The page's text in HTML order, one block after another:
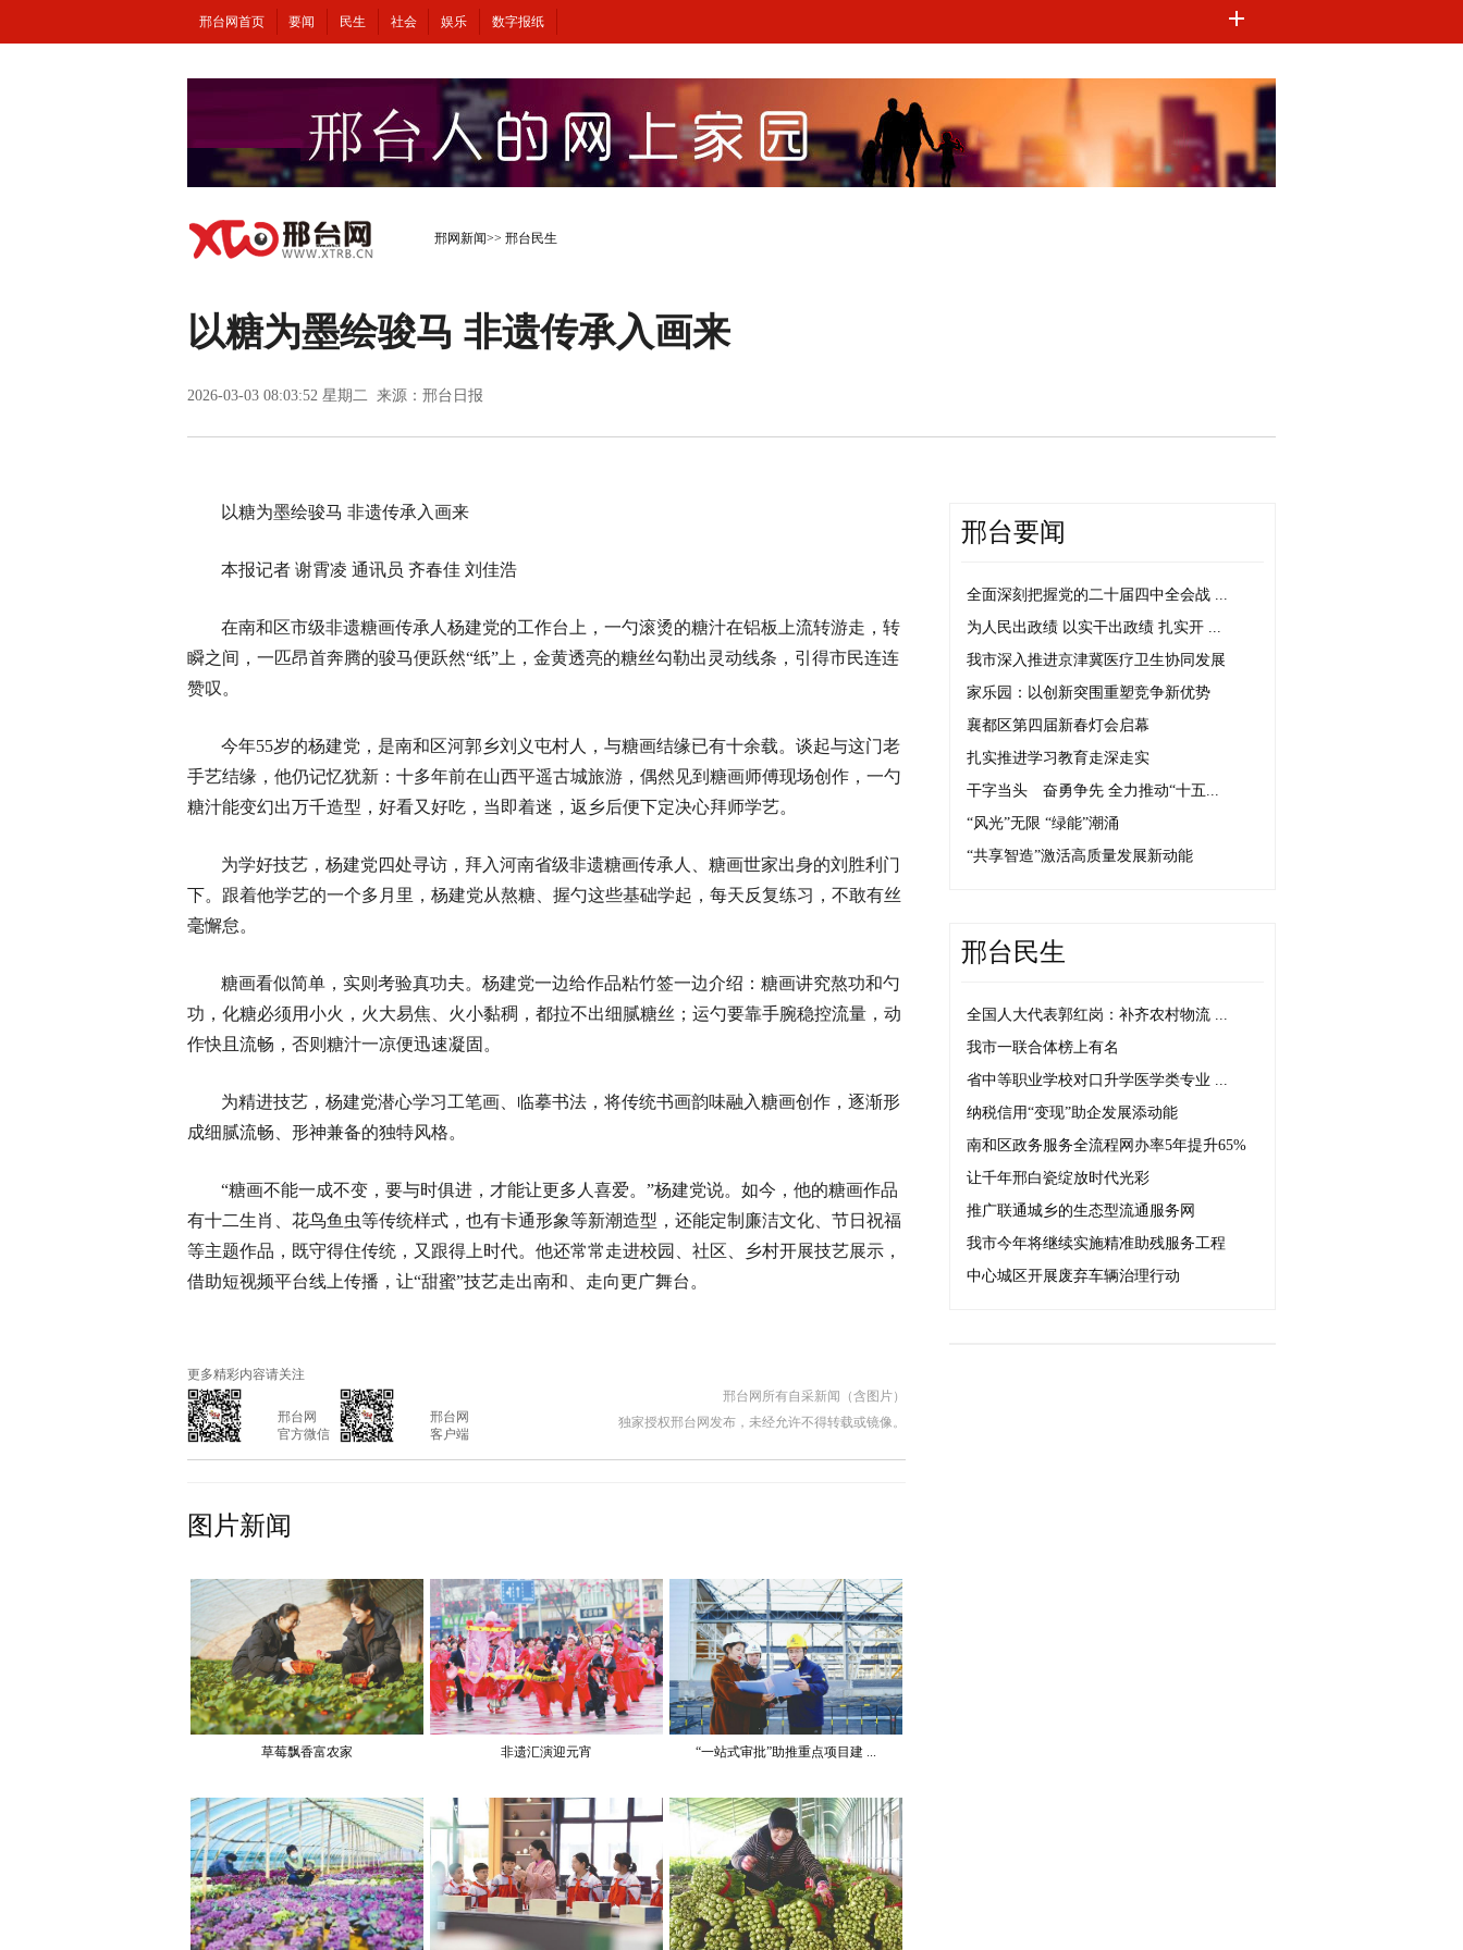
邢台网首页 要闻 民生 社会 娱乐 数字报纸
邢网新闻>> 邢台民生
以糖为墨绘骏马 非遗传承入画来
2026-03-03 08:03:52 星期二 来源：邢台日报
以糖为墨绘骏马 非遗传承入画来
本报记者 谢霄凌 通讯员 齐春佳 刘佳浩
在南和区市级非遗糖画传承人杨建党的工作台上，一勺滚烫的糖汁在铝板上流转游走，转
瞬之间，一匹昂首奔腾的骏马便跃然“纸”上，金黄透亮的糖丝勾勒出灵动线条，引得市民连连
赞叹。
今年55岁的杨建党，是南和区河郭乡刘义屯村人，与糖画结缘已有十余载。谈起与这门老
手艺结缘，他仍记忆犹新：十多年前在山西平遥古城旅游，偶然见到糖画师傅现场创作，一勺
糖汁能变幻出万千造型，好看又好吃，当即着迷，返乡后便下定决心拜师学艺。
为学好技艺，杨建党四处寻访，拜入河南省级非遗糖画传承人、糖画世家出身的刘胜利门
下。跟着他学艺的一个多月里，杨建党从熬糖、握勺这些基础学起，每天反复练习，不敢有丝
毫懈怠。
糖画看似简单，实则考验真功夫。杨建党一边给作品粘竹签一边介绍：糖画讲究熬功和勺
功，化糖必须用小火，火大易焦、火小黏稠，都拉不出细腻糖丝；运勺要靠手腕稳控流量，动
作快且流畅，否则糖汁一凉便迅速凝固。
为精进技艺，杨建党潜心学习工笔画、临摹书法，将传统书画韵味融入糖画创作，逐渐形
成细腻流畅、形神兼备的独特风格。
“糖画不能一成不变，要与时俱进，才能让更多人喜爱。”杨建党说。如今，他的糖画作品
有十二生肖、花鸟鱼虫等传统样式，也有卡通形象等新潮造型，还能定制廉洁文化、节日祝福
等主题作品，既守得住传统，又跟得上时代。他还常常走进校园、社区、乡村开展技艺展示，
借助短视频平台线上传播，让“甜蜜”技艺走出南和、走向更广舞台。
更多精彩内容请关注
			邢台网
			官方微信
			邢台网
			客户端
邢台网所有自采新闻（含图片）
独家授权邢台网发布，未经允许不得转载或镜像。
图片新闻
草莓飘香富农家 非遗汇演迎元宵 “一站式审批”助推重点项目建 ...
邢台要闻
全面深刻把握党的二十届四中全会战 ...
为人民出政绩 以实干出政绩 扎实开 ...
我市深入推进京津冀医疗卫生协同发展
家乐园：以创新突围重塑竞争新优势
襄都区第四届新春灯会启幕
扎实推进学习教育走深走实
干字当头 奋勇争先 全力推动“十五...
“风光”无限 “绿能”潮涌
“共享智造”激活高质量发展新动能
邢台民生
全国人大代表郭红岗：补齐农村物流 ...
我市一联合体榜上有名
省中等职业学校对口升学医学类专业 ...
纳税信用“变现”助企发展添动能
南和区政务服务全流程网办率5年提升65%
让千年邢白瓷绽放时代光彩
推广联通城乡的生态型流通服务网
我市今年将继续实施精准助残服务工程
中心城区开展废弃车辆治理行动